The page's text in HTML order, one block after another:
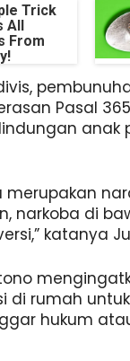
Trick
All
From
Pasal
anak
merupakan
narkoba di
katanya
di rumah
hukum